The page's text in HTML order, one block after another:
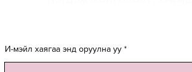
И-мэйл хаягаа энд оруулна уу